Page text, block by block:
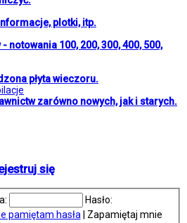
plotki, itp.
notowania 100, 200, 300, 400, 500,
płyta wieczoru.
zarówno nowych, jak i starych.
się
Hasło:
pamiętam hasła
Zapamiętaj mnie